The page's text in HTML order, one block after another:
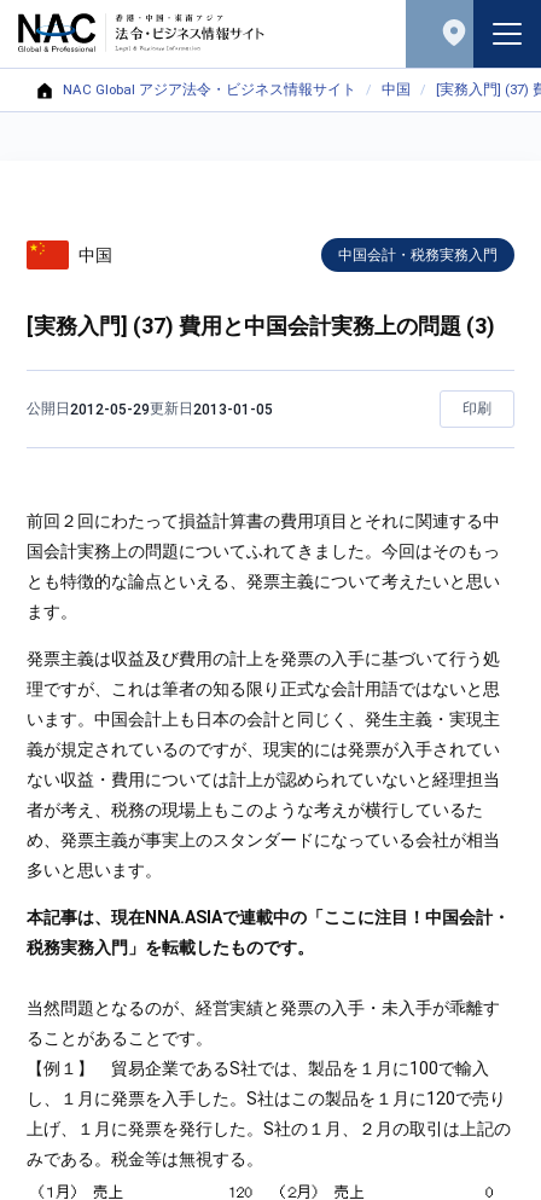
NAC Global アジア法令・ビジネス情報サイト 中国 [実務入門] (37)
中国 中国会計・税務実務入門
[実務入門] (37) 費用と中国会計実務上の問題 (3)
公開日2012-05-29更新日2013-01-05 印刷
前回２回にわたって損益計算書の費用項目とそれに関連する中
国会計実務上の問題についてふれてきました。今回はそのもっ
とも特徴的な論点といえる、発票主義について考えたいと思い
ます。
発票主義は収益及び費用の計上を発票の入手に基づいて行う処
理ですが、これは筆者の知る限り正式な会計用語ではないと思
います。中国会計上も日本の会計と同じく、発生主義・実現主
義が規定されているのですが、現実的には発票が入手されてい
ない収益・費用については計上が認められていないと経理担当
者が考え、税務の現場上もこのような考えが横行しているた
め、発票主義が事実上のスタンダードになっている会社が相当
多いと思います。
本記事は、現在NNA.ASIAで連載中の「ここに注目！中国会計・
税務実務入門」を転載したものです。
当然問題となるのが、経営実績と発票の入手・未入手が乖離す
ることがあることです。
【例１】 貿易企業であるS社では、製品を１月に100で輸入
し、１月に発票を入手した。S社はこの製品を１月に120で売り
上げ、１月に発票を発行した。S社の１月、２月の取引は上記の
みである。税金等は無視する。